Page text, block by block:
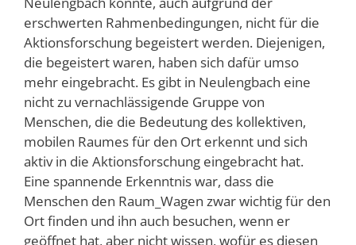
erschwerten Rahmenbedingungen, nicht für die
Aktionsforschung begeistert werden. Diejenigen,
die begeistert waren, haben sich dafür umso
mehr eingebracht. Es gibt in Neulengbach eine
nicht zu vernachlässigende Gruppe von
Menschen, die die Bedeutung des kollektiven,
mobilen Raumes für den Ort erkennt und sich
aktiv in die Aktionsforschung eingebracht hat.
Eine spannende Erkenntnis war, dass die
Menschen den Raum_Wagen zwar wichtig für den
Ort finden und ihn auch besuchen, wenn er
geöffnet hat, aber nicht wissen, wofür es diesen